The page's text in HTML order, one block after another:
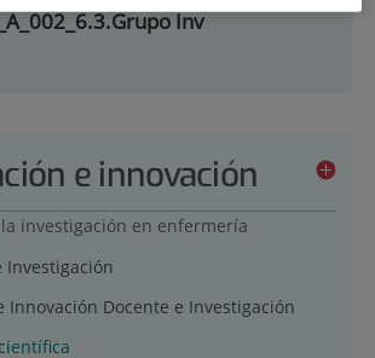
Inv
e innovación
investigación en enfermería
Investigación
Innovación Docente e Investigación